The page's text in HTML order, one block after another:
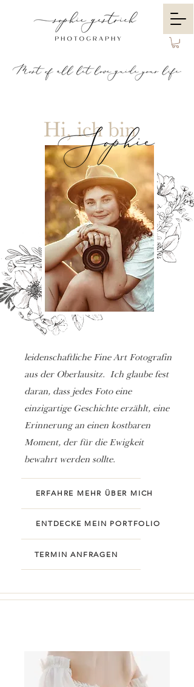
leidenschaftliche Fine Art Fotografin
aus der Oberlausitz. Ich glaube fest
daran, dass jedes Foto eine
einzigartige Geschichte erzählt, eine
Erinnerung an einen kostbaren
Moment, der für die Ewigkeit
bewahrt werden sollte.
ERFAHRE MEHR ÜBER MICH
ENTDECKE MEIN PORTFOLIO
TERMIN ANFRAGEN